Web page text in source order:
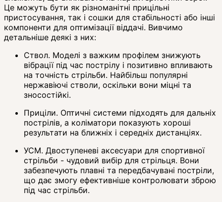
Це можуть бути як різноманітні прицільні
пристосування, так і сошки для стабільності або інші
компоненти для оптимізації віддачі. Вивчимо
детальніше деякі з них:
Ствол. Моделі з важким профілем знижують
вібрації під час пострілу і позитивно впливають
на точність стрільби. Найбільш популярні
нержавіючі стволи, оскільки вони міцні та
зносостійкі.
Приціли. Оптичні системи підходять для дальніх
пострілів, а коліматори показують хороші
результати на ближніх і середніх дистанціях.
УСМ. Двоступеневі аксесуари для спортивної
стрільби - чудовий вибір для стрільця. Вони
забезпечують плавні та передбачувані постріли,
що дає змогу ефективніше контролювати зброю
під час стрільби.